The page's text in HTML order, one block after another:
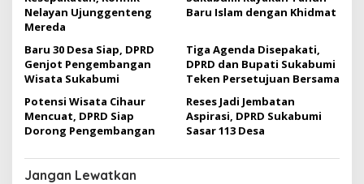
o
s
Nelayan Ujunggenteng
Mereda
Baru Islam dengan Khidmat
Baru 30 Desa Siap, DPRD
Genjot Pengembangan
Wisata Sukabumi
Tiga Agenda Disepakati,
DPRD dan Bupati Sukabumi
Teken Persetujuan Bersama
Potensi Wisata Cihaur
Mencuat, DPRD Siap
Dorong Pengembangan
Reses Jadi Jembatan
Aspirasi, DPRD Sukabumi
Sasar 113 Desa
Jangan Lewatkan